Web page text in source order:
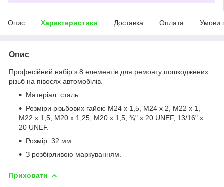
Опис Характеристики Доставка Оплата Умови
Опис
Професійний набір з 8 елементів для ремонту пошкоджених
різьб на півосях автомобілів.
Матеріал: сталь.
Розміри різьбових гайок: М24 х 1,5, М24 х 2, М22 х 1,
М22 х 1,5, М20 х 1,25, М20 х 1,5, ¾" x 20 UNEF, 13/16" x
20 UNEF.
Розмір: 32 мм.
З розбірливою маркуванням.
Приховати